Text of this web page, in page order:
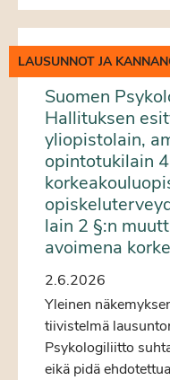
LAUSUNNOT JA
Suomen
Hallituksen
yliopistolain,
opintotukilain
lain 2 §:n
avoimena
2.6.2026
Yleinen
tiivistelmä
Psykologiliitto
eikä pidä